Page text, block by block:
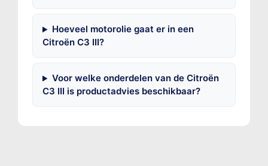
Hoeveel motorolie gaat er in een
Citroën C3 III?
Voor welke onderdelen van de Citroën
C3 III is productadvies beschikbaar?